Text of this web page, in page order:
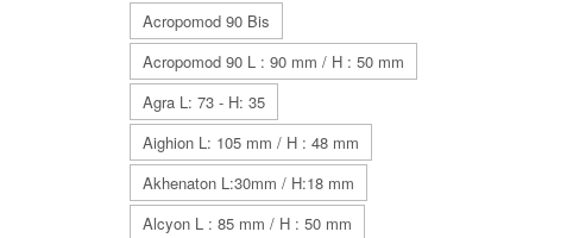
Acropomod 90 Bis
Acropomod 90 L : 90 mm / H : 50 mm
Agra L: 73 - H: 35
Aighion L: 105 mm / H : 48 mm
Akhenaton L:30mm / H:18 mm
Alcyon L : 85 mm / H : 50 mm